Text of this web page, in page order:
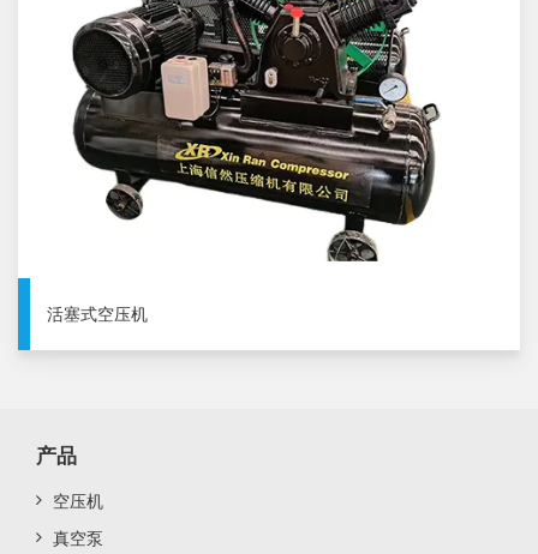
活塞式空压机
产品
空压机
真空泵